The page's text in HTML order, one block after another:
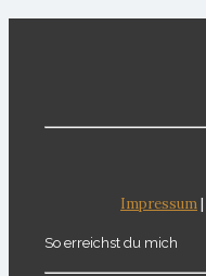
Impressum|
So erreichst du mich